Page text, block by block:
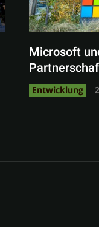
Microsoft
Entwicklung